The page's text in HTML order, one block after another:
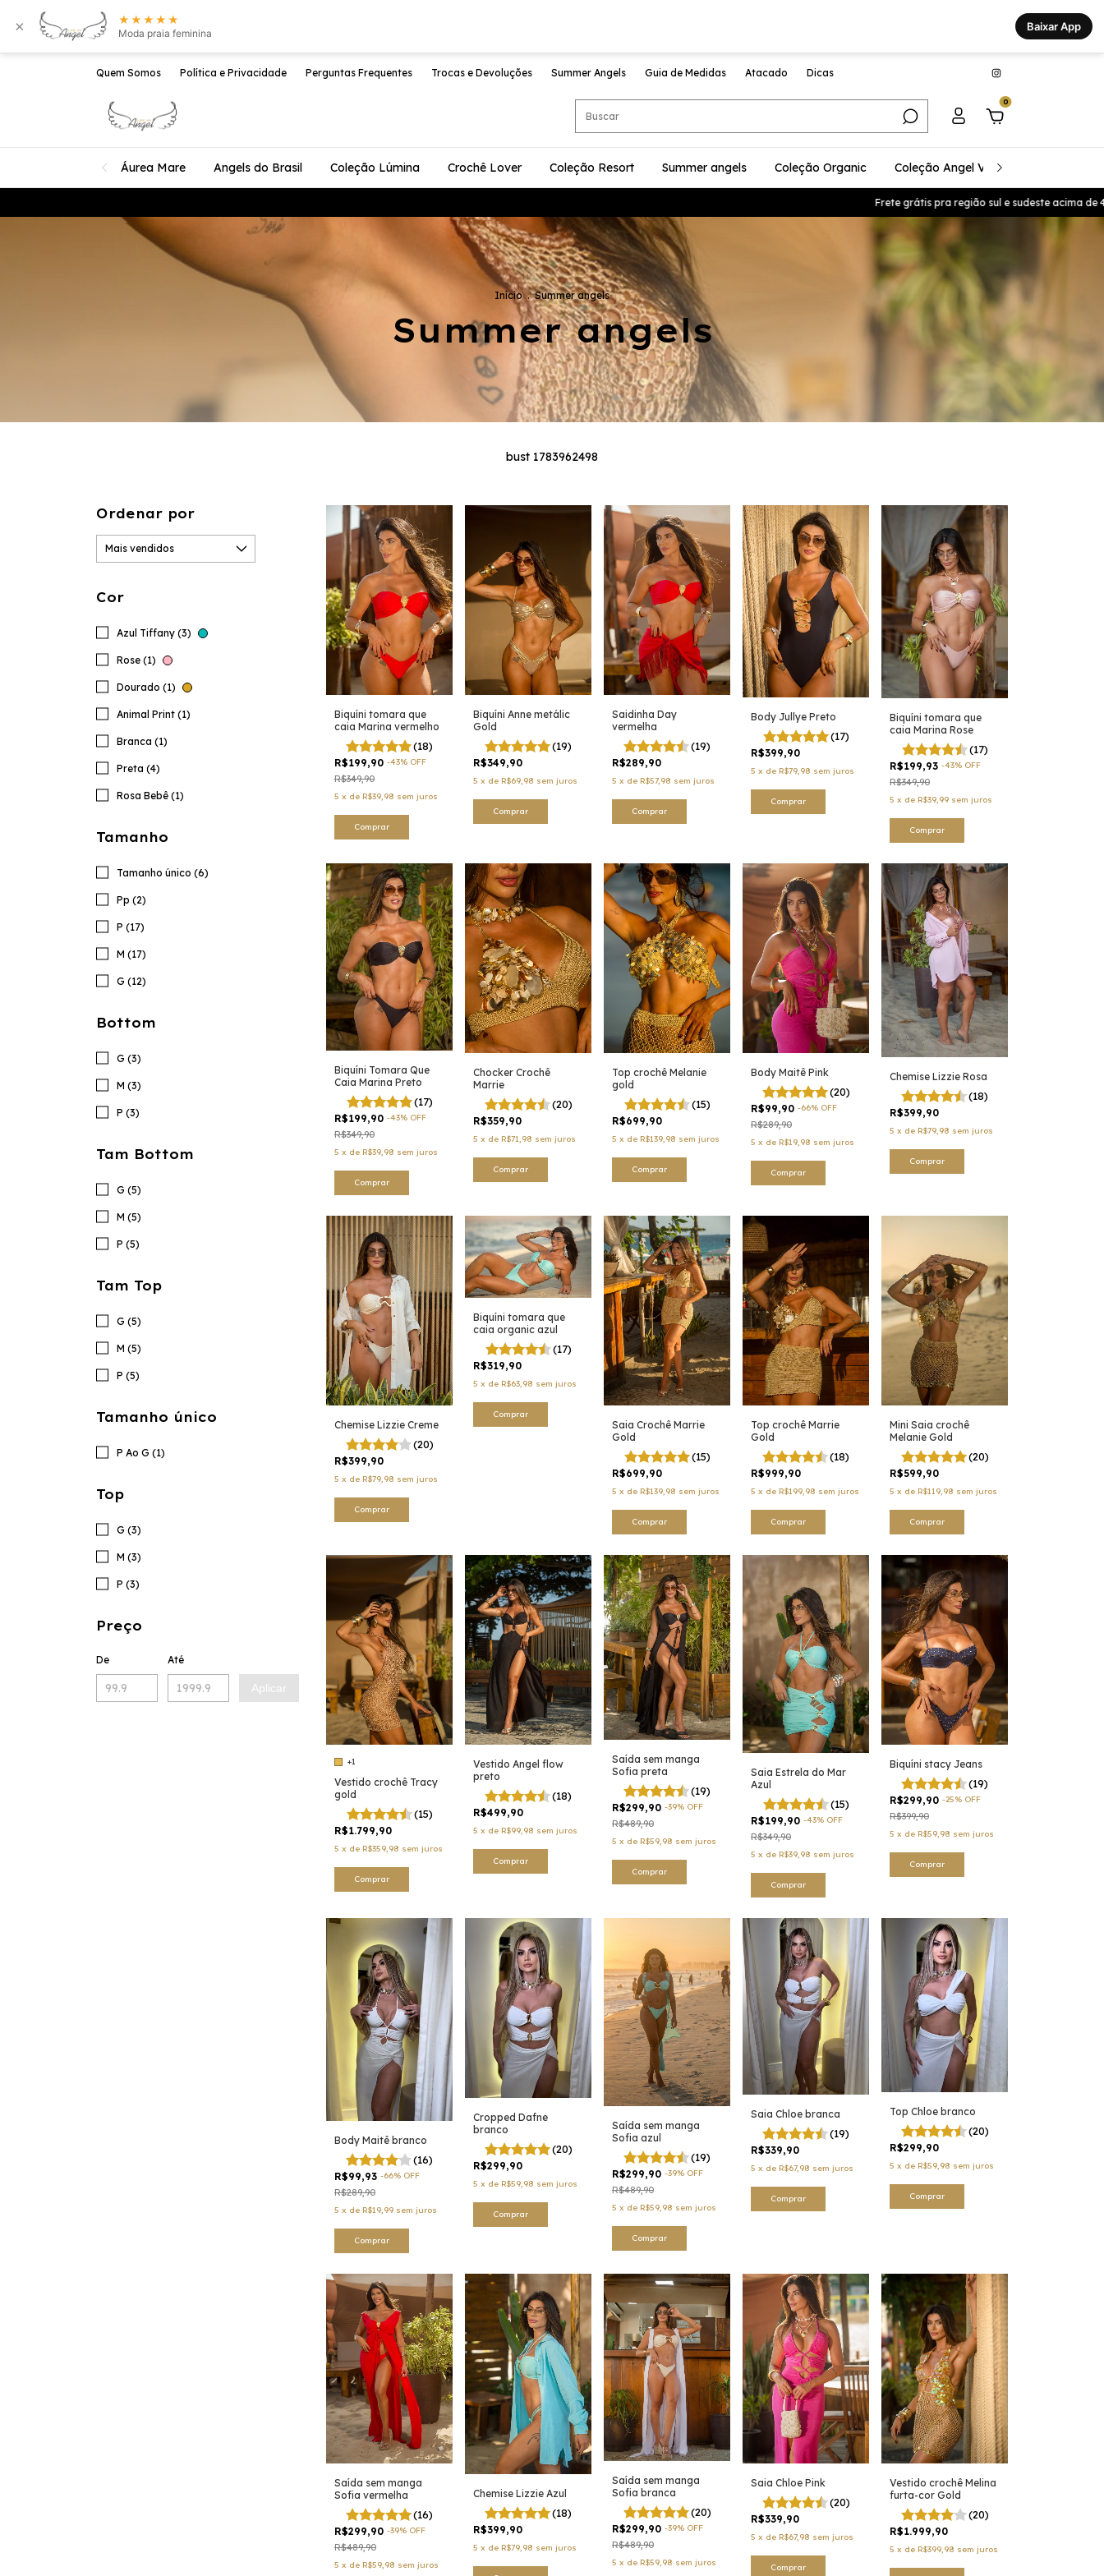
× ★★★★★
Moda praia feminina Baixar App
Quem Somos Política e Privacidade Perguntas Frequentes Trocas e Devoluções Summer Angels Guia de Medidas Atacado Dicas
0
Áurea Mare Angels do Brasil Coleção Lúmina Crochê Lover Coleção Resort Summer angels Coleção Organic Coleção Angel Vibes
Frete grátis pra região sul e sudeste acima de 499,9 Cupom
Início . Summer angels
Summer angels
bust 1783962498
Ordenar por
Cor
Azul Tiffany (3)
Rose (1)
Dourado (1)
Animal Print (1)
Branca (1)
Preta (4)
Rosa Bebê (1)
Tamanho
Tamanho único (6)
Pp (2)
P (17)
M (17)
G (12)
Bottom
G (3)
M (3)
P (3)
Tam Bottom
G (5)
M (5)
P (5)
Tam Top
G (5)
M (5)
P (5)
Tamanho único
P Ao G (1)
Top
G (3)
M (3)
P (3)
Preço
De Até
Aplicar
Biquíni tomara que
caia Marina vermelho
(18)
R$199,90 -43% OFF
R$349,90
5 x de R$39,98 sem juros
Comprar
Biquíni Anne metálic
Gold
(19)
R$349,90
5 x de R$69,98 sem juros
Comprar
Saidinha Day
vermelha
(19)
R$289,90
5 x de R$57,98 sem juros
Comprar
Body Jullye Preto
(17)
R$399,90
5 x de R$79,98 sem juros
Comprar
Biquíni tomara que
caia Marina Rose
(17)
R$199,93 -43% OFF
R$349,90
5 x de R$39,99 sem juros
Comprar
Biquíni Tomara Que
Caia Marina Preto
(17)
R$199,90 -43% OFF
R$349,90
5 x de R$39,98 sem juros
Comprar
Chocker Crochê
Marrie
(20)
R$359,90
5 x de R$71,98 sem juros
Comprar
Top crochê Melanie
gold
(15)
R$699,90
5 x de R$139,98 sem juros
Comprar
Body Maitê Pink
(20)
R$99,90 -66% OFF
R$289,90
5 x de R$19,98 sem juros
Comprar
Chemise Lizzie Rosa
(18)
R$399,90
5 x de R$79,98 sem juros
Comprar
Chemise Lizzie Creme
(20)
R$399,90
5 x de R$79,98 sem juros
Comprar
Biquíni tomara que
caia organic azul
(17)
R$319,90
5 x de R$63,98 sem juros
Comprar
Saia Crochê Marrie
Gold
(15)
R$699,90
5 x de R$139,98 sem juros
Comprar
Top crochê Marrie
Gold
(18)
R$999,90
5 x de R$199,98 sem juros
Comprar
Mini Saia crochê
Melanie Gold
(20)
R$599,90
5 x de R$119,98 sem juros
Comprar
+1
Vestido crochê Tracy
gold
(15)
R$1.799,90
5 x de R$359,98 sem juros
Comprar
Vestido Angel flow
preto
(18)
R$499,90
5 x de R$99,98 sem juros
Comprar
Saída sem manga
Sofia preta
(19)
R$299,90 -39% OFF
R$489,90
5 x de R$59,98 sem juros
Comprar
Saia Estrela do Mar
Azul
(15)
R$199,90 -43% OFF
R$349,90
5 x de R$39,98 sem juros
Comprar
Biquíni stacy Jeans
(19)
R$299,90 -25% OFF
R$399,90
5 x de R$59,98 sem juros
Comprar
Body Maitê branco
(16)
R$99,93 -66% OFF
R$289,90
5 x de R$19,99 sem juros
Comprar
Cropped Dafne
branco
(20)
R$299,90
5 x de R$59,98 sem juros
Comprar
Saída sem manga
Sofia azul
(19)
R$299,90 -39% OFF
R$489,90
5 x de R$59,98 sem juros
Comprar
Saia Chloe branca
(19)
R$339,90
5 x de R$67,98 sem juros
Comprar
Top Chloe branco
(20)
R$299,90
5 x de R$59,98 sem juros
Comprar
Saída sem manga
Sofia vermelha
(16)
R$299,90 -39% OFF
R$489,90
5 x de R$59,98 sem juros
Chemise Lizzie Azul
(18)
R$399,90
5 x de R$79,98 sem juros
Saída sem manga
Sofia branca
(20)
R$299,90 -39% OFF
R$489,90
5 x de R$59,98 sem juros
Saia Chloe Pink
(20)
R$339,90
5 x de R$67,98 sem juros
Comprar
Vestido crochê Melina
furta-cor Gold
(20)
R$1.999,90
5 x de R$399,98 sem juros